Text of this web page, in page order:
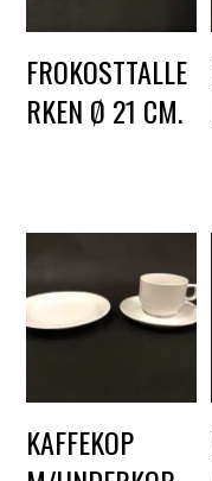
FROKOSTTALLE
RKEN Ø 21 CM.
KAFFEKOP